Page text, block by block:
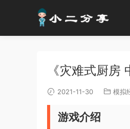
《灾难式厨
2021-11-30 模拟
游戏介绍